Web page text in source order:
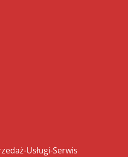
Usługi-Serwis